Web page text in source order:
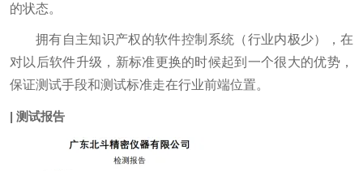
的状态。
拥有自主知识产权的软件控制系统（行业内极少），在
对以后软件升级，新标准更换的时候起到一个很大的优势，
保证测试手段和测试标准走在行业前端位置。
| 测试报告